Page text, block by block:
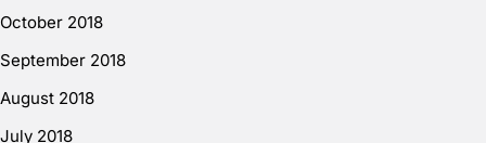
October 2018
September 2018
August 2018
July 2018